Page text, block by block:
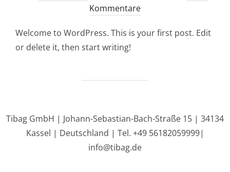
am
Kommentare
Welcome to WordPress. This is your first post. Edit
or delete it, then start writing!
Tibag GmbH | Johann-Sebastian-Bach-Straße 15 | 34134
Kassel | Deutschland | Tel. +49 56182059999|
info@tibag.de